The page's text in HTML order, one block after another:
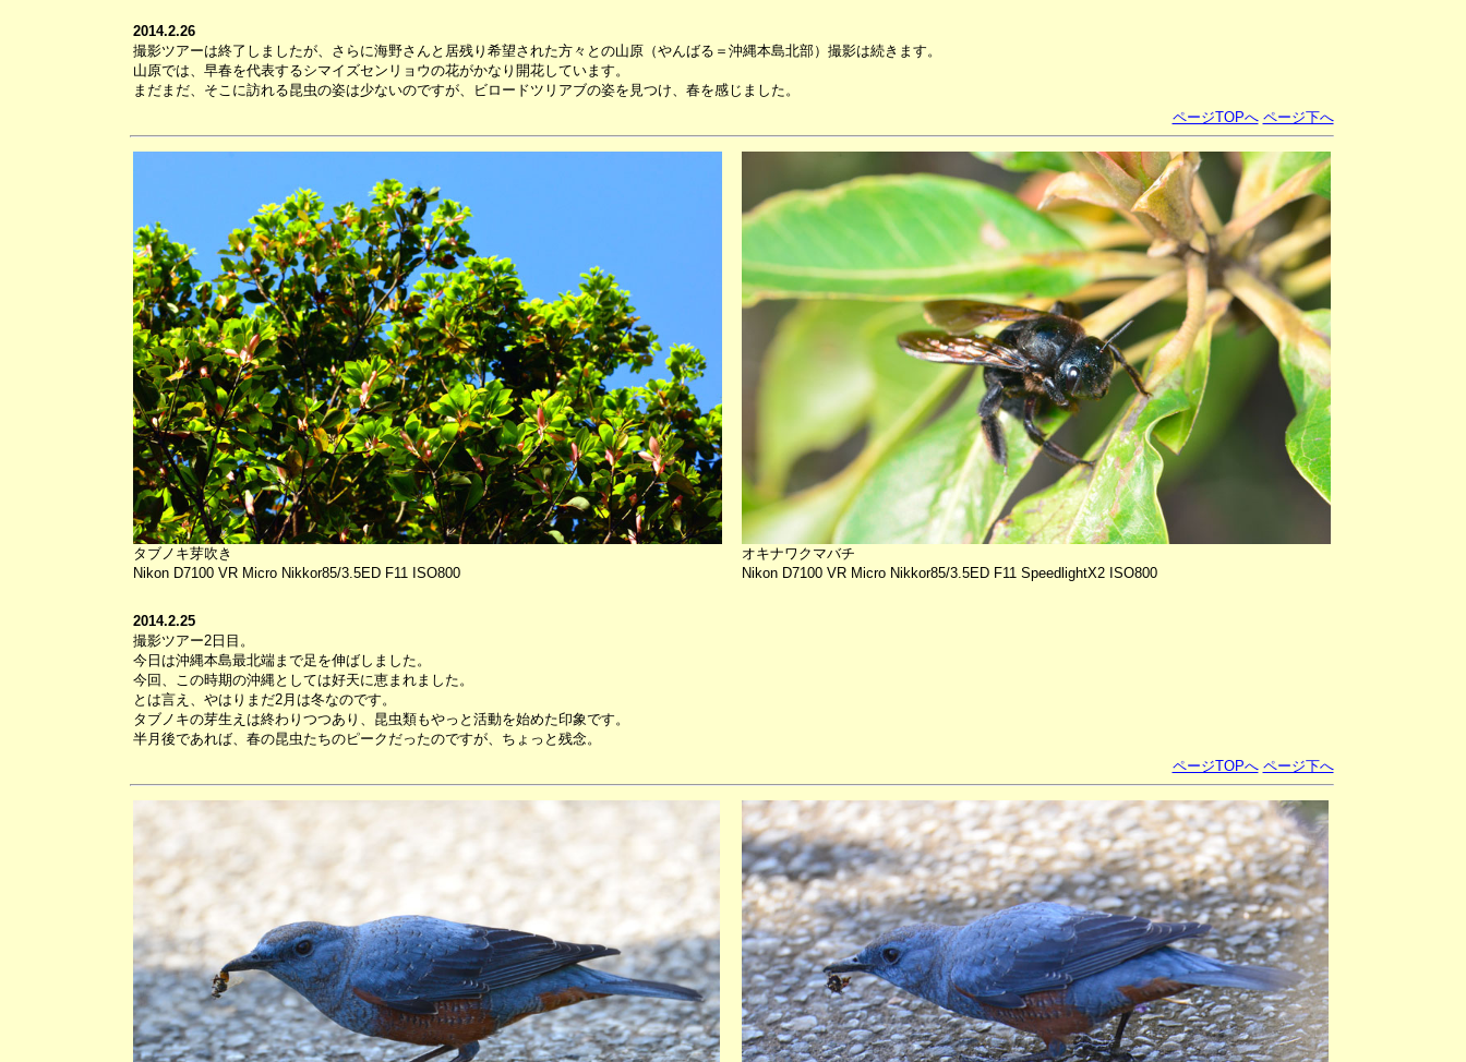
2014.2.26
撮影ツアーは終了しましたが、さらに海野さんと居残り希望された方々との山原（やんばる＝沖縄本島北部）撮影は続きます。
山原では、早春を代表するシマイズセンリョウの花がかなり開花しています。
まだまだ、そこに訪れる昆虫の姿は少ないのですが、ビロードツリアブの姿を見つけ、春を感じました。
ページTOPへ ページ下へ
タブノキ芽吹き
Nikon D7100 VR Micro Nikkor85/3.5ED F11 ISO800
オキナワクマバチ
Nikon D7100 VR Micro Nikkor85/3.5ED F11 SpeedlightX2 ISO800
2014.2.25
撮影ツアー2日目。
今日は沖縄本島最北端まで足を伸ばしました。
今回、この時期の沖縄としては好天に恵まれました。
とは言え、やはりまだ2月は冬なのです。
タブノキの芽生えは終わりつつあり、昆虫類もやっと活動を始めた印象です。
半月後であれば、春の昆虫たちのピークだったのですが、ちょっと残念。
ページTOPへ ページ下へ